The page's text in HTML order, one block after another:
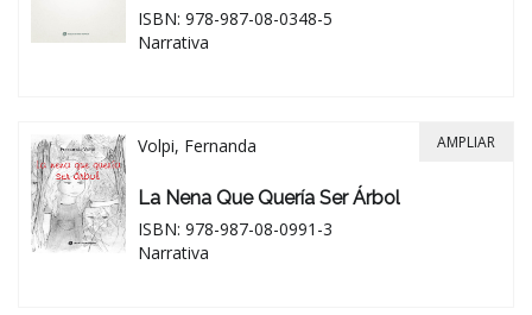
ISBN: 978-987-08-0348-5
Narrativa
Volpi, Fernanda
La Nena Que Quería Ser Árbol
ISBN: 978-987-08-0991-3
Narrativa
AMPLIAR